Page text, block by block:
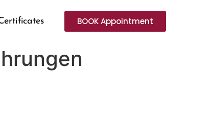
BOOK Appointment